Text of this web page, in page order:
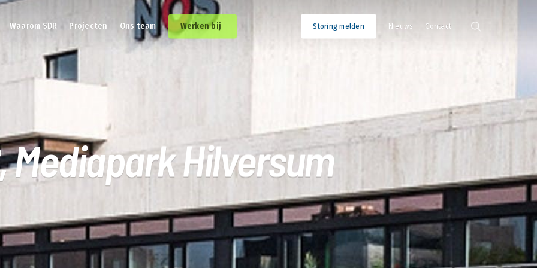
Waarom SDR Projecten Ons team Werken bij Storing melden Nieuws Contact
Mediapark Hilversum